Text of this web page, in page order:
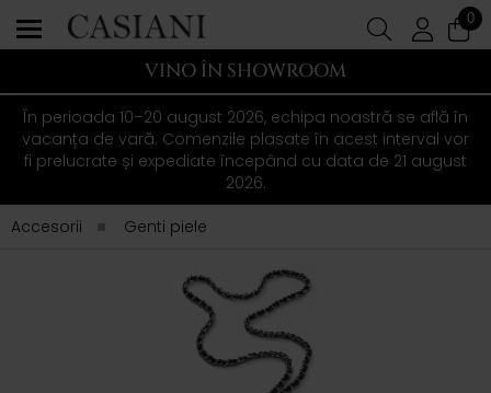
0
VINO ÎN SHOWROOM
În perioada 10–20 august 2026, echipa noastră se află în
vacanța de vară. Comenzile plasate în acest interval vor
fi prelucrate și expediate începând cu data de 21 august
2026.
Accesorii
Genti piele